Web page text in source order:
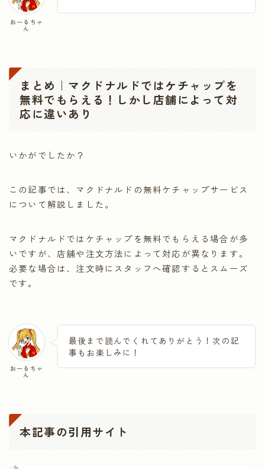
おーるちゃ
ん
まとめ｜マクドナルドではケチャップを
無料でもらえる！しかし店舗によって対
応に違いあり
いかがでしたか？
この記事では、マクドナルドの無料ケチャップサービス
について解説しました。
マクドナルドではケチャップを無料でもらえる場合が多
いですが、店舗や注文方法によって対応が異なります。
必要な場合は、注文時にスタッフへ確認するとスムーズ
です。
おーるちゃ
ん
最後まで読んでくれてありがとう！次の記
事もお楽しみに！
本記事の引用サイト